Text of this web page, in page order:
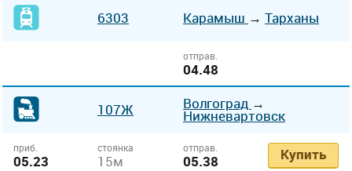
6303 Карамыш → Тарханы
отправ.
04.48
107Ж Волгоград →
Нижневартовск
приб.
05.23
стоянка
15м
отправ.
05.38 Купить